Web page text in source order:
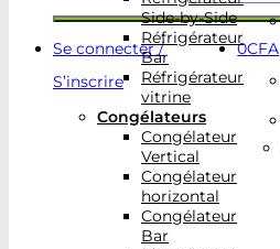
Se connecter /
S’inscrire
0CFA
Side-by-Side
Réfrigérateur
Bar
Réfrigérateur
vitrine
Congélateurs
Congélateur
Vertical
Congélateur
horizontal
Congélateur
Bar